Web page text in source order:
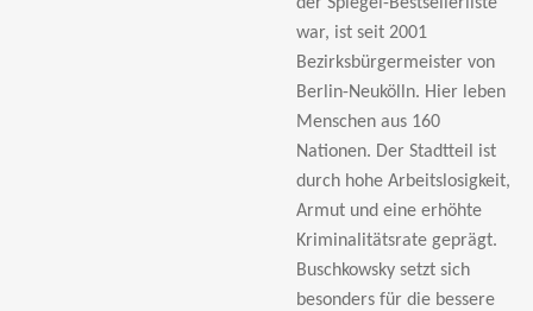
war, ist seit 2001
Bezirksbürgermeister von
Berlin-Neukölln. Hier leben
Menschen aus 160
Nationen. Der Stadtteil ist
durch hohe Arbeitslosigkeit,
Armut und eine erhöhte
Kriminalitätsrate geprägt.
Buschkowsky setzt sich
besonders für die bessere